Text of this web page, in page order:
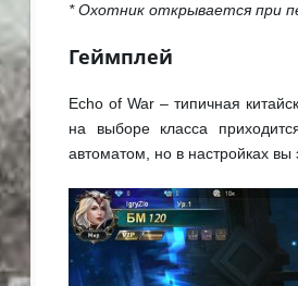
* Охотник открывается при
Геймплей
Echo of War – типичная
на выборе класса
автоматом, но в настройках вы